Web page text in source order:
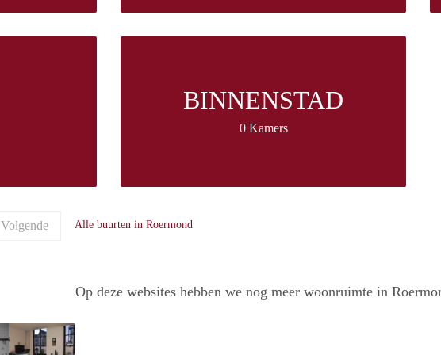
BINNENSTAD
0 Kamers
Volgende Alle buurten in Roermond
Op deze websites hebben we nog meer woonruimte in